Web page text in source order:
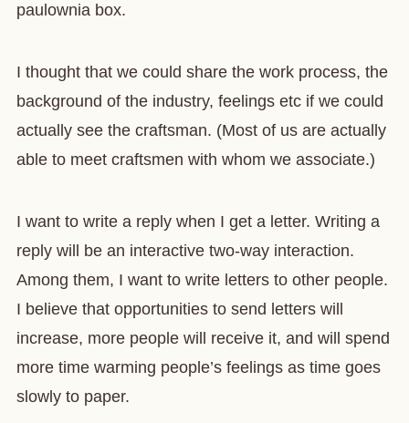
paulownia box.
I thought that we could share the work process, the
background of the industry, feelings etc if we could
actually see the craftsman. (Most of us are actually
able to meet craftsmen with whom we associate.)
I want to write a reply when I get a letter. Writing a
reply will be an interactive two-way interaction.
Among them, I want to write letters to other people.
I believe that opportunities to send letters will
increase, more people will receive it, and will spend
more time warming people’s feelings as time goes
slowly to paper.